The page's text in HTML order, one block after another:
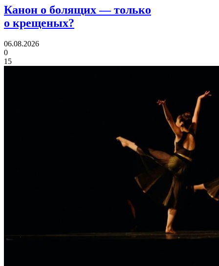
Канон о болящих— только
о крещеных?
06.08.2026
0
15